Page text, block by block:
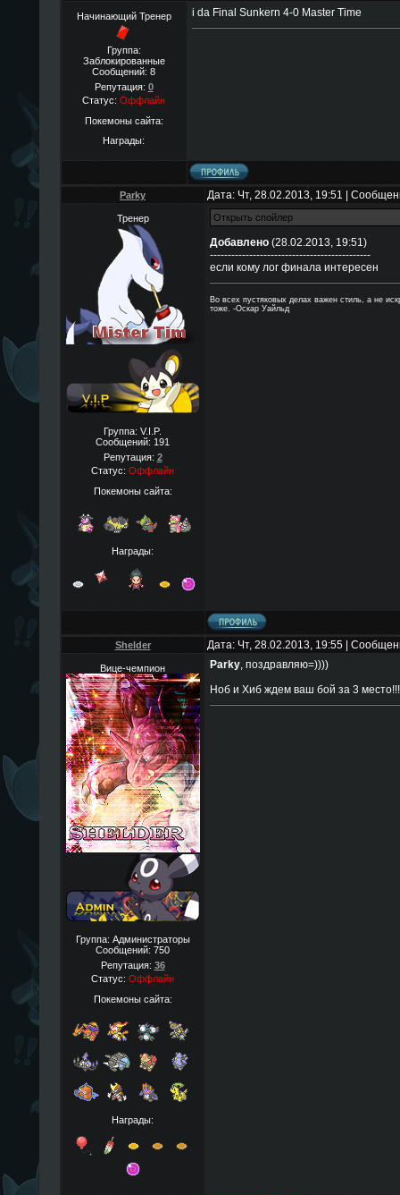
Начинающий Тренер
Группа:
Заблокированные
Сообщений: 8
Репутация: 0
Статус: Оффлайн
Покемоны сайта:
Награды:
i da Final Sunkern 4-0 Master Time
Parky Дата: Чт, 28.02.2013, 19:51 |
Тренер
Группа: V.I.P.
Сообщений: 191
Репутация: 2
Статус: Оффлайн
Покемоны сайта:
Награды:
Добавлено(28.02.2013, 19:51)
---------------------------------------------
если кому лог финала интересен
Во всех пустяковых делах важен стиль, а не
тоже. -Оскар Уайльд
Shelder Дата: Чт, 28.02.2013, 19:55 |
Вице-чемпион
Группа: Администраторы
Сообщений: 750
Репутация: 36
Статус: Оффлайн
Покемоны сайта:
Награды:
Parky, поздравляю=))))
Ноб и Хиб ждем ваш бой за 3